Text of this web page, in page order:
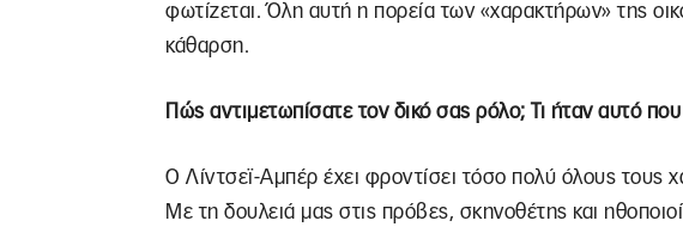
φωτίζεται. Όλη αυτή η πορεία των «χαρακτήρων» της
κάθαρση.
Πώς αντιμετωπίσατε τον δικό σας ρόλο; Τι ήταν αυτό
Ο Λίντσεϊ-Αμπέρ έχει φροντίσει τόσο πολύ όλους τους
Με τη δουλειά μας στις πρόβες, σκηνοθέτης και